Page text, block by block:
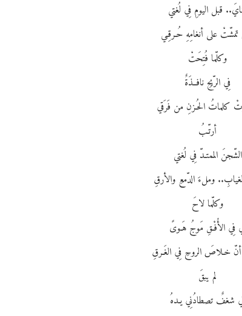
قبل اليومِ فِي لُغتي
على أنغامِهِ حُـرقِـي
وكلّما فُتِحَتْ
فِي الرّيحِ نافــذَةٌ
كلماتُ الحُـزنِ من فَرَقي
أرتّـبُ
الشّجنَ الممتـدّ فِي لُغتي
وملءَ الدّمعِ والأرقِ
وكلّما لاحَ
فِي الأُفْـقِ مَوجُ هَـوىً
خـلاصَ الروحِ فِي الغَـرقِ
لم يبقَ
شغفٌ تصطادُنِي يـدهُ